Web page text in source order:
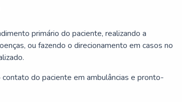
primário do paciente, realizando a
ou fazendo o direcionamento em casos no
do paciente em ambulâncias e pronto-